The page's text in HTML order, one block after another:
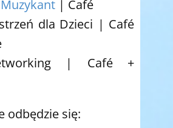
| Café
dla Dzieci | Café
| Café +
odbędzie się: